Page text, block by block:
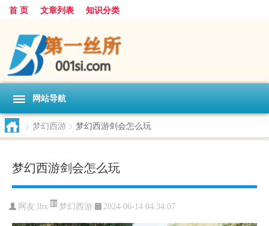
首 页 文章列表 知识分类
网站导航
> 梦幻西游 > 梦幻西游剑会怎么玩
梦幻西游剑会怎么玩
网友: lhx 梦幻西游 2024-06-14 04:34:07